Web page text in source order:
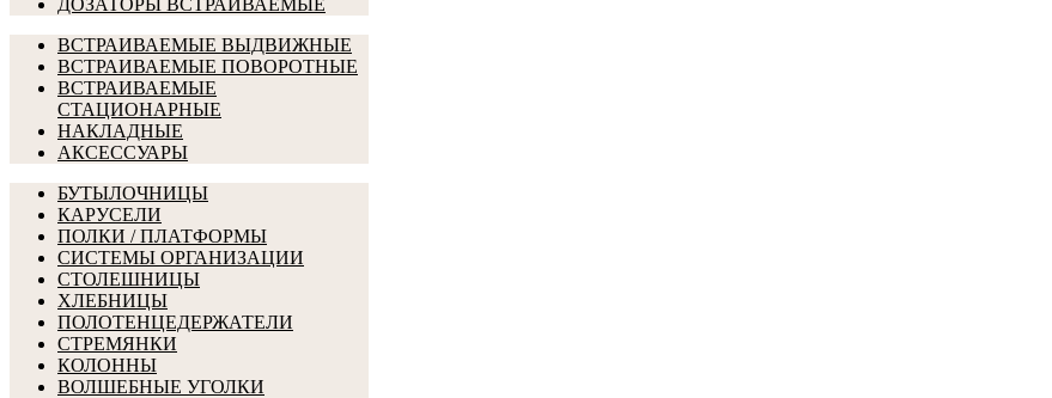
ДОЗАТОРЫ ВСТРАИВАЕМЫЕ
ВСТРАИВАЕМЫЕ ВЫДВИЖНЫЕ
ВСТРАИВАЕМЫЕ ПОВОРОТНЫЕ
ВСТРАИВАЕМЫЕ
СТАЦИОНАРНЫЕ
НАКЛАДНЫЕ
АКСЕССУАРЫ
БУТЫЛОЧНИЦЫ
КАРУСЕЛИ
ПОЛКИ / ПЛАТФОРМЫ
СИСТЕМЫ ОРГАНИЗАЦИИ
СТОЛЕШНИЦЫ
ХЛЕБНИЦЫ
ПОЛОТЕНЦЕДЕРЖАТЕЛИ
СТРЕМЯНКИ
КОЛОННЫ
ВОЛШЕБНЫЕ УГОЛКИ